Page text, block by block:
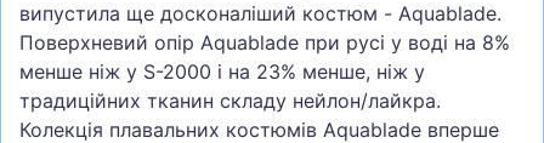
випустила ще досконаліший костюм - Aquablade.
Поверхневий опір Aquablade при русі у воді на 8%
менше ніж у S-2000 і на 23% менше, ніж у
традиційних тканин складу нейлон/лайкра.
Колекція плавальних костюмів Aquablade вперше